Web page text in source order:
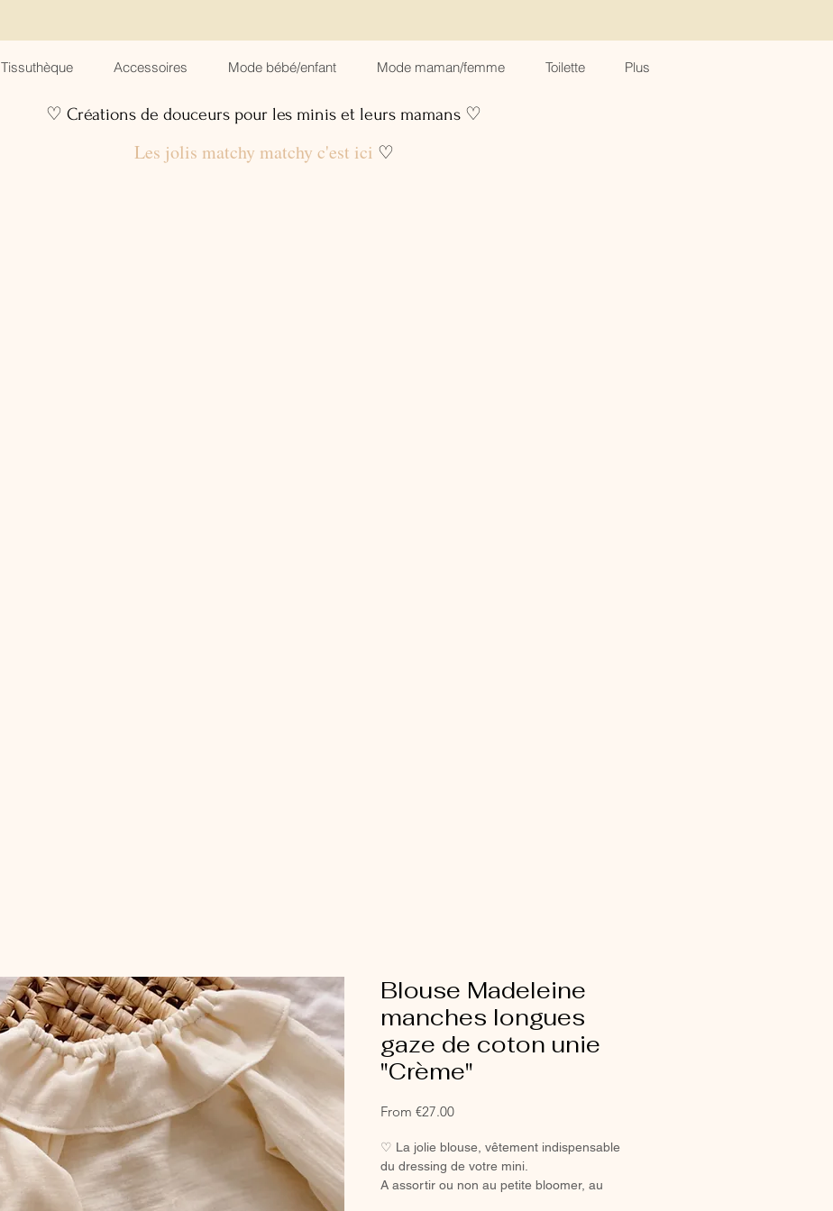
Tissuthèque Accessoires Mode bébé/enfant Mode maman/femme Toilette Plus
♡ Créations de douceurs pour les minis et leurs mamans ♡
Les jolis matchy matchy c'est ici ♡
Blouse Madeleine
manches longues
gaze de coton unie
"Crème"
From €27.00Sale
♡ La jolie blouse, vêtement indispensable
du dressing de votre mini.
A assortir ou non au petite bloomer, au